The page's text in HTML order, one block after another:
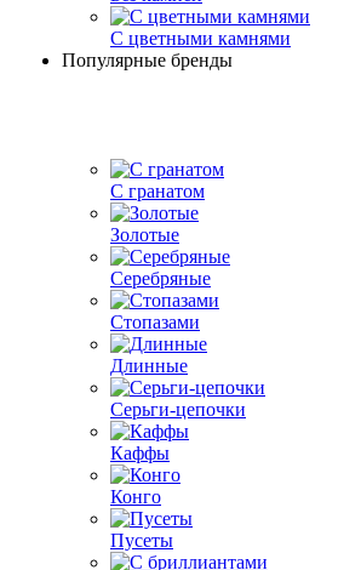
С цветными камнями
Популярные бренды
С гранатом
Золотые
Серебряные
Стопазами
Длинные
Серьги-цепочки
Каффы
Конго
Пусеты